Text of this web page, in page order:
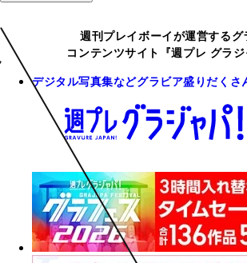
週刊プレイボーイが運営するグ
コンテンツサイト『週プレ グラジ
デジタル写真集などグラビア盛りだくさ